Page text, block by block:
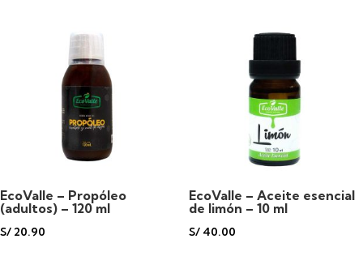
EcoValle – Propóleo
(adultos) – 120 ml
S/ 20.90
EcoValle – Aceite esencial
de limón – 10 ml
S/40.00